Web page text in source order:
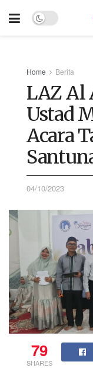
Home Berita
LAZ Al
Ustad
Acara
04/10/2023
79
SHARES